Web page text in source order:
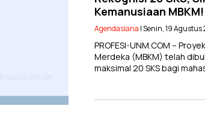
Kemanusiaan MBKM!
Agendasiana | Senin, 19 Agustus
PROFESI-UNM.COM –
Merdeka (MBKM) telah
maksimal 20 SKS bagi